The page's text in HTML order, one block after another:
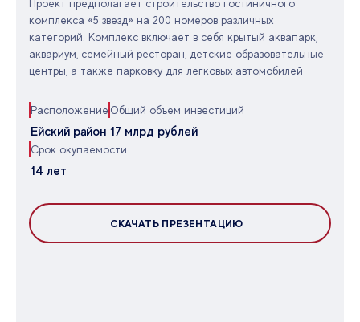
Проект предполагает строительство гостиничного
комплекса «5 звезд» на 200 номеров различных
категорий. Комплекс включает в себя крытый аквапарк,
аквариум, семейный ресторан, детские образовательные
центры, а также парковку для легковых автомобилей
Расположение
Ейский район
Общий объем инвестиций
17 млрд рублей
Срок окупаемости
14 лет
СКАЧАТЬ ПРЕЗЕНТАЦИЮ